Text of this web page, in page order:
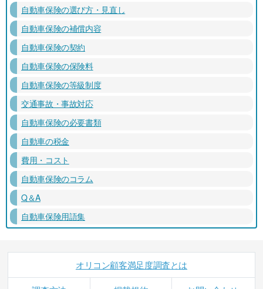
自動車保険の選び方・見直し
自動車保険の補償内容
自動車保険の契約
自動車保険の保険料
自動車保険の等級制度
交通事故・事故対応
自動車保険の必要書類
自動車の税金
費用・コスト
自動車保険のコラム
Q＆A
自動車保険用語集
オリコン顧客満足度調査とは